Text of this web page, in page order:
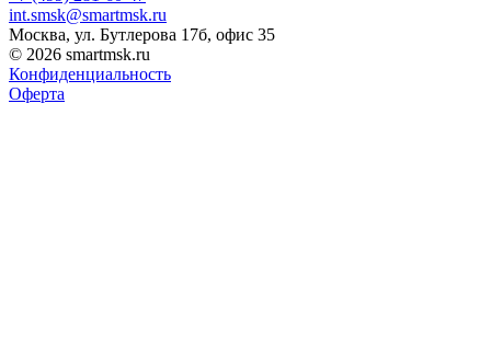
int.smsk@smartmsk.ru
Москва, ул. Бутлерова 17б, офис 35
© 2026 smartmsk.ru
Конфиденциальность
Оферта